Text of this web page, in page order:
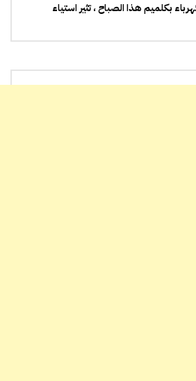
بكلميم هذا الصباح ، تثير استياء